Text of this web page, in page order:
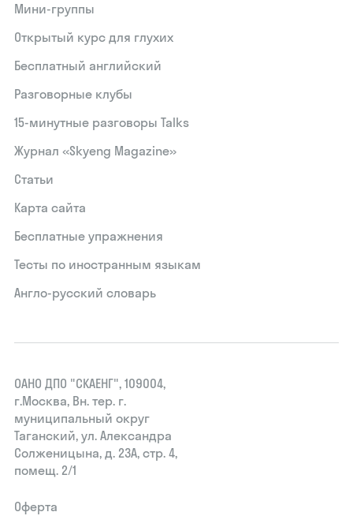
Мини-группы
Открытый курс для глухих
Бесплатный английский
Разговорные клубы
15‑минутные разговоры Talks
Журнал «Skyeng Magazine»
Статьи
Карта сайта
Бесплатные упражнения
Тесты по иностранным языкам
Англо-русский словарь
ОАНО ДПО "СКАЕНГ", 109004,
г.Москва, Вн. тер. г.
муниципальный округ
Таганский, ул. Александра
Солженицына, д. 23А, стр. 4,
помещ. 2/1
Оферта